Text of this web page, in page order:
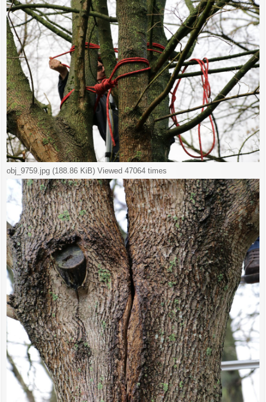
obj_9759.jpg (188.86 KiB) Viewed 47064 times